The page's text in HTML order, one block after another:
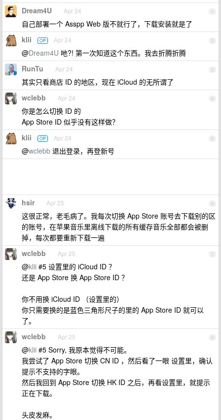
1
Dream4U Apr 24
自己部署一个 Asspp Web 版不就行了，下载安装就是了
2
klii OP Apr 24
@Dream4U 吔?! 第一次知道这个东西。我去折腾折腾
3
RunTu Apr 24
其实只看商店 ID 的地区，现在 iCloud 的无所谓了
4
wclebb Apr 24
你是怎么切换 ID 的
App Store ID 似乎没有这样做？
5
klii OP Apr 24
@wclebb 退出登录，再登新号
6
hsir Apr 25
这很正常，老毛病了。我每次切换 App Store 账号去下载别的区
的账号，在苹果音乐里离线下载的所有缓存音乐全部都会被删
掉，每次都要重新下载一遍
7
wclebb Apr 25
@klii #5 设置里的 iCloud ID ？
还是 App Store 换 App Store ID ？
你不用换 iCloud ID （设置里的）
你只需要换的是蓝色三角形尺子的里的 App Store ID 就可以
了。
8
wclebb Apr 25
@klii #5 Sorry, 我原本觉得不可能。
我尝试了 App Store 切换 CN ID ，然后看了一眼 设置里，确认
提示不支持的字眼。
然后我回到 App Store 切换 HK ID 之后，再看设置里，就提示
正在下载。
头皮发麻。